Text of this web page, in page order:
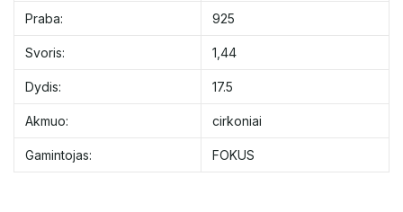
Praba: 925
Svoris: 1,44
Dydis: 17.5
Akmuo: cirkoniai
Gamintojas: FOKUS